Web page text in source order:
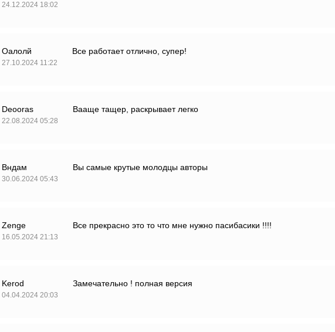
24.12.2024 18:02
Оалолй
27.10.2024 11:22
Все работает отлично, супер!
Deooras
22.08.2024 05:28
Вааще тащер, раскрывает легко
Вндам
30.06.2024 05:43
Вы самые крутые молодцы авторы
Zenge
16.05.2024 21:13
Все прекрасно это то что мне нужно пасибасики !!!!
Kerod
04.04.2024 20:03
Замечательно ! полная версия